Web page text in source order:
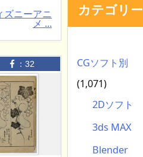
ズニーアニ
メ ...
： 32
カテゴリー
CGソフト別
(1,071)
2Dソフト
3ds MAX
Blender